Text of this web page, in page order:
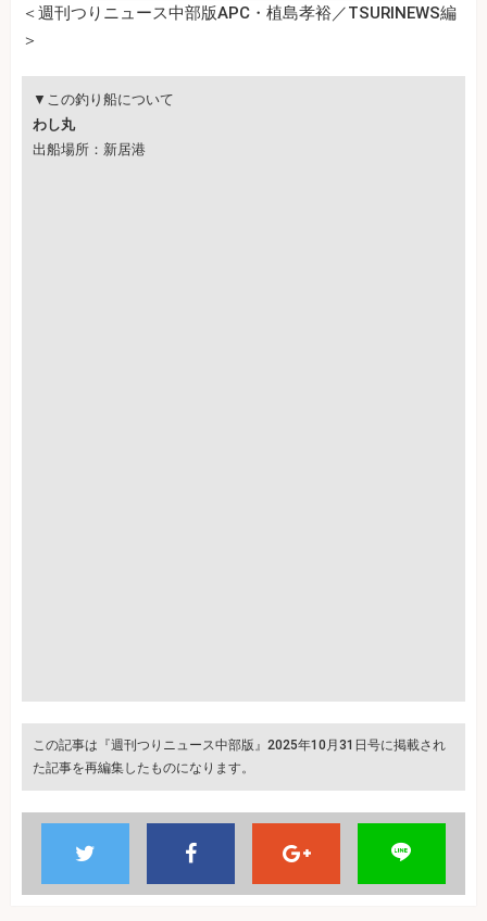
＜週刊つりニュース中部版APC・植島孝裕／TSURINEWS編
＞
▼この釣り船について
わし丸
出船場所：新居港
この記事は『週刊つりニュース中部版』2025年10月31日号に掲載され
た記事を再編集したものになります。